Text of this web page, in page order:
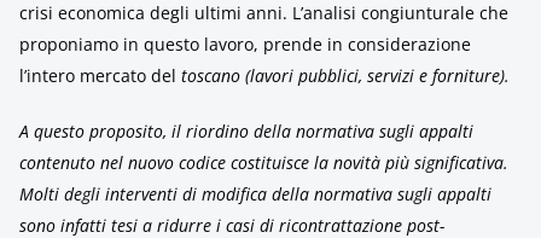
crisi economica degli ultimi anni. L’analisi congiunturale che
proponiamo in questo lavoro, prende in considerazione
l’intero mercato del toscano (lavori pubblici, servizi e forniture).
A questo proposito, il riordino della normativa sugli appalti
contenuto nel nuovo codice costituisce la novità più significativa.
Molti degli interventi di modifica della normativa sugli appalti
sono infatti tesi a ridurre i casi di ricontrattazione post-